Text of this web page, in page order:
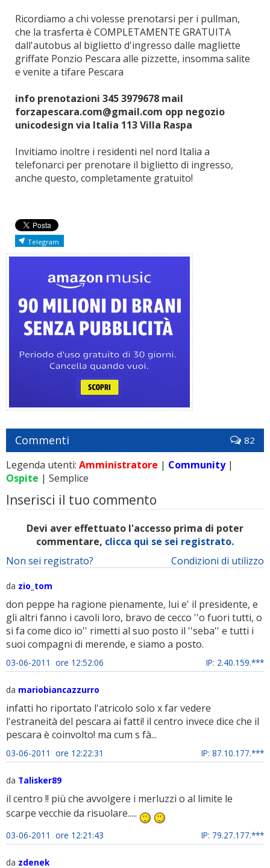
Ricordiamo a chi volesse prenotarsi per i pullman,
che la trasferta è COMPLETAMENTE GRATUITA
dall'autobus al biglietto d'ingresso dalle magliette
griffate Ponzio Pescara alle pizzette, insomma salite
e venite a tifare Pescara
info prenotazioni 345 3979678 mail
forzapescara.com@gmail.com opp negozio
unicodesign via Italia 113 Villa Raspa
Invitiamo inoltre i residenti nel nord Italia a
telefonarci per prenotare il biglietto di ingresso,
anche questo, completamente gratuito!
Telegram
Commenti 82
Legenda utenti: Amministratore | Community|
Ospite | Semplice
Inserisci il tuo commento
Devi aver effettuato l'accesso prima di poter
commentare, clicca qui se sei registrato.
Condizioni di utilizzo
Non sei registrato?
da zio_tom
don peppe ha ragione pienamente, lui e' il presidente, e
gli altri fanno i cavoli loro, bravo de cecco ''o fuori tutti, o
si fa come dico io'' rimetti al suo posto il ''seba'' e tutti i
suoi compagni di merende, e siamo a posto.
03-06-2011 ore 12:52:06 IP: 2.40.159.***
da mariobiancazzurro
infatti ho riportato l'atricolo solo x far vedere
l'estraneità del pescara ai fatti! il centro invece dice che il
pescara è coinvolto! ma cum s fà...
03-06-2011 ore 12:22:31 IP: 87.10.177.***
da Talisker89
il centro !! più che avvolgere i merluzzi o al limite le
scarpe vecchie da risuolare.....
03-06-2011 ore 12:21:43 IP: 79.27.177.***
da zdenek